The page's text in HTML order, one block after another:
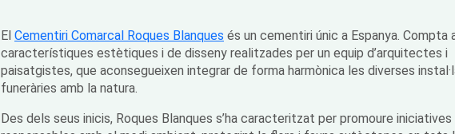
El Cementiri Comarcal Roques Blanques és un cementiri únic a Espanya. Compta
característiques estètiques i de disseny realitzades per un equip d’arquitectes i
paisatgistes, que aconsegueixen integrar de forma harmònica les diverses
funeràries amb la natura.
Des dels seus inicis, Roques Blanques s’ha caracteritzat per promoure iniciatives